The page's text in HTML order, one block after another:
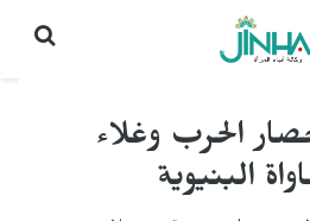
الحرب وغلاء
البنيوية